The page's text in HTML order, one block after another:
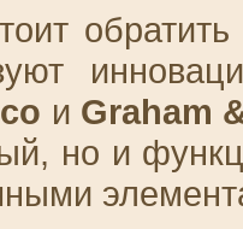
и Graham
но и